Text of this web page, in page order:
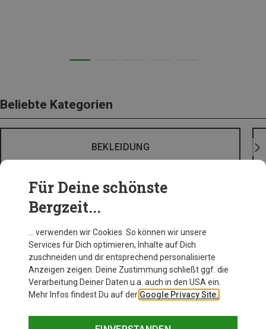
Beliebte Kategorien
BEKLEIDUNG
Für Deine schönste
Bergzeit...
… verwenden wir Cookies. So können wir unsere
Services für Dich optimieren, Inhalte auf Dich
zuschneiden und dir entsprechend personalisierte
Anzeigen zeigen. Deine Zustimmung schließt ggf. die
Verarbeitung Deiner Daten u.a. auch in den USA ein.
Mehr Infos findest Du auf der Google Privacy Site.